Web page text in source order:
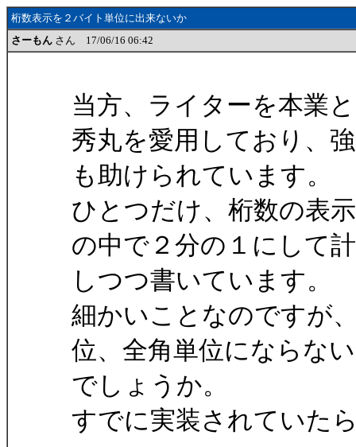
桁数表示を２バイト単位に出来ないか
さーもん さん 17/06/16 06:42
当方、ライターを本業
秀丸を愛用しており、
も助けられています。
ひとつだけ、桁数の表
の中で２分の１にして
しつつ書いています。
細かいことなのですが
位、全角単位にならな
でしょうか。
すでに実装されていた